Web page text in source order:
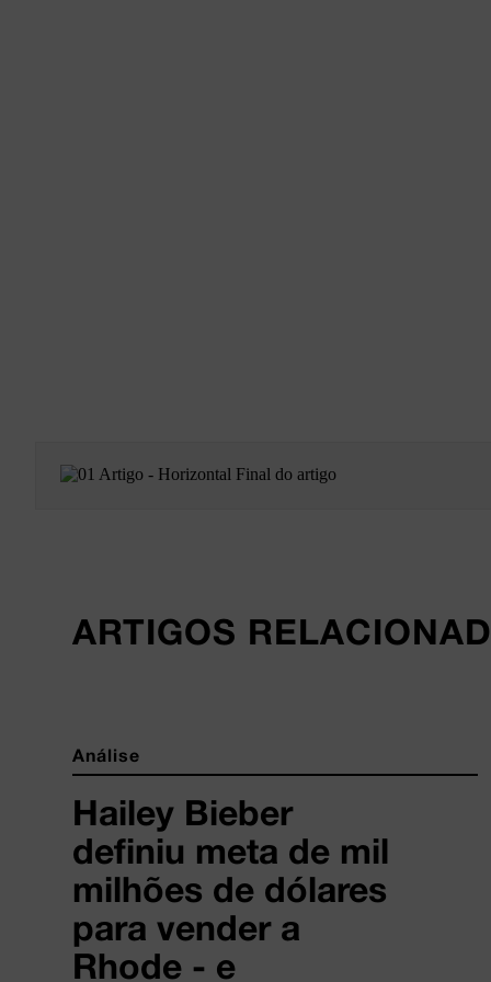
ARTIGOS
Análise
Hailey Bieber
definiu meta de mil
milhões de dólares
para vender a
Rhode - e